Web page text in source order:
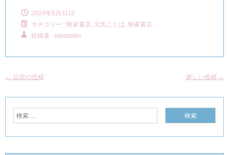
2024年5月31日
カテゴリー : 附家書店, 元気ことば, 附家書店
投稿者 : wpmaster
← 以前の投稿 新しい投稿 →